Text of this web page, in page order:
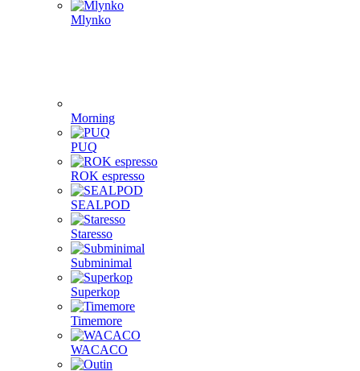
Mlynko
Morning
PUQ
ROK espresso
SEALPOD
Staresso
Subminimal
Superkop
Timemore
WACACO